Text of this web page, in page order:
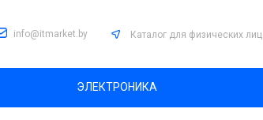
info@itmarket.by Каталог для физических лиц
ЭЛЕКТРОНИКА